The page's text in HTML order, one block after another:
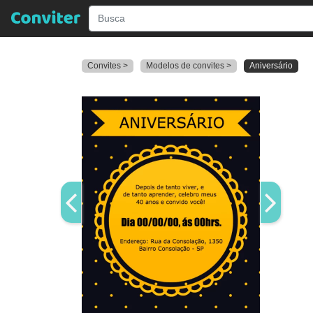
Convites > Modelos de convites > Aniversário